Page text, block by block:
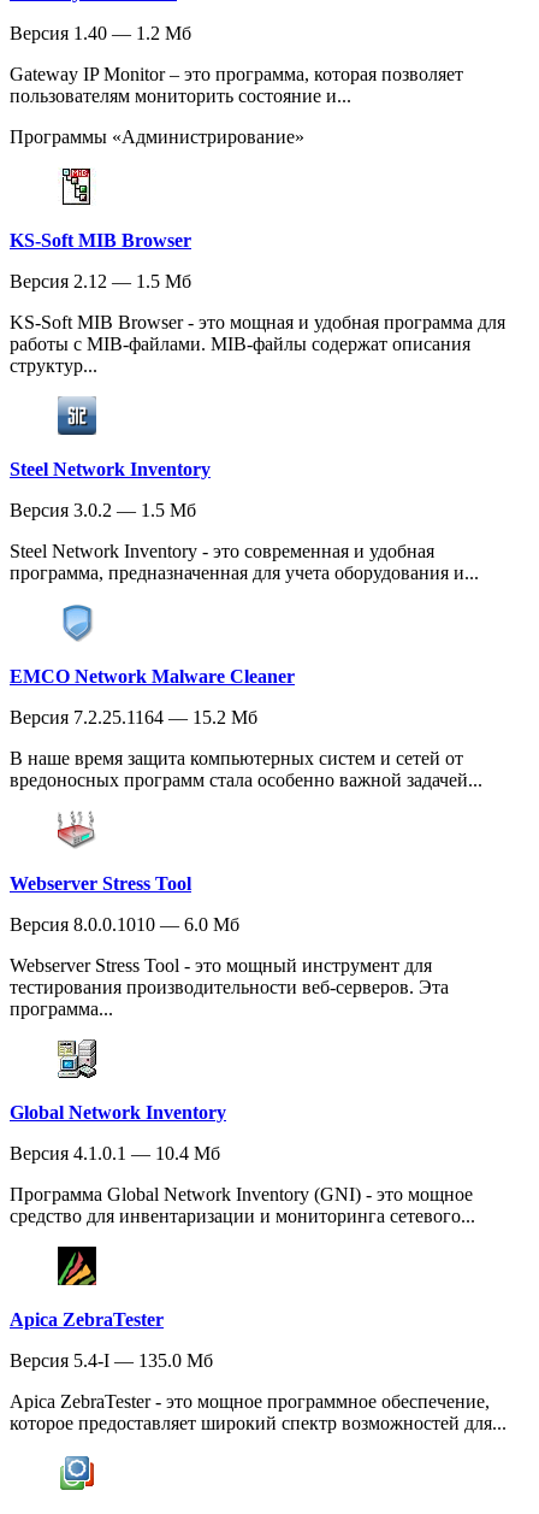
Версия 1.40 — 1.2 Мб
Gateway IP Monitor – это программа, которая позволяет
пользователям мониторить состояние и...
Программы «Администрирование»
KS-Soft MIB Browser
Версия 2.12 — 1.5 Мб
KS-Soft MIB Browser - это мощная и удобная программа для
работы с MIB-файлами. MIB-файлы содержат описания
структур...
Steel Network Inventory
Версия 3.0.2 — 1.5 Мб
Steel Network Inventory - это современная и удобная
программа, предназначенная для учета оборудования и...
EMCO Network Malware Cleaner
Версия 7.2.25.1164 — 15.2 Мб
В наше время защита компьютерных систем и сетей от
вредоносных программ стала особенно важной задачей...
Webserver Stress Tool
Версия 8.0.0.1010 — 6.0 Мб
Webserver Stress Tool - это мощный инструмент для
тестирования производительности веб-серверов. Эта
программа...
Global Network Inventory
Версия 4.1.0.1 — 10.4 Мб
Программа Global Network Inventory (GNI) - это мощное
средство для инвентаризации и мониторинга сетевого...
Apica ZebraTester
Версия 5.4-I — 135.0 Мб
Apica ZebraTester - это мощное программное обеспечение,
которое предоставляет широкий спектр возможностей для...